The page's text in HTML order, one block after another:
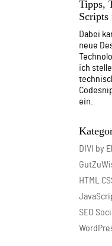
Tipps,
Scripts
Dabei
neue
ich
ein.
DIVI by
HTML
SEO